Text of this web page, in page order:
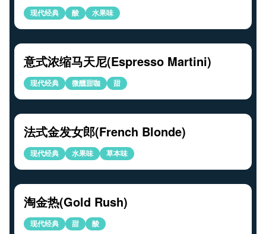
现代经典 酸 水果味
意式浓缩马天尼(Espresso Martini)
现代经典 微醺甜咖 甜
法式金发女郎(French Blonde)
现代经典 水果味 草本味
淘金热(Gold Rush)
现代经典 甜 酸